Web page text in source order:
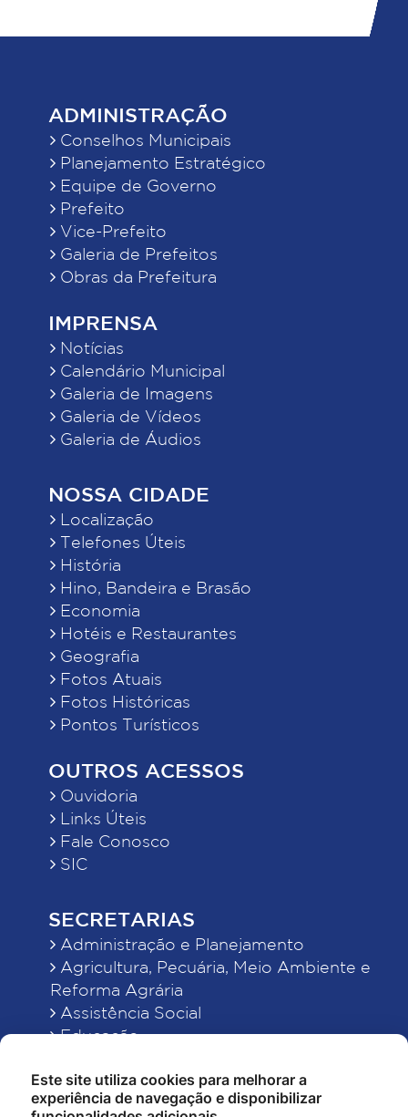
ADMINISTRAÇÃO
Conselhos Municipais
Planejamento Estratégico
Equipe de Governo
Prefeito
Vice-Prefeito
Galeria de Prefeitos
Obras da Prefeitura
IMPRENSA
Notícias
Calendário Municipal
Galeria de Imagens
Galeria de Vídeos
Galeria de Áudios
NOSSA CIDADE
Localização
Telefones Úteis
História
Hino, Bandeira e Brasão
Economia
Hotéis e Restaurantes
Geografia
Fotos Atuais
Fotos Históricas
Pontos Turísticos
OUTROS ACESSOS
Ouvidoria
Links Úteis
Fale Conosco
SIC
SECRETARIAS
Administração e Planejamento
Agricultura, Pecuária, Meio Ambiente e
Reforma Agrária
Assistência Social
Educação
Finanças
Indústria, Comércio, Turismo, Ciência e
Este site utiliza cookies para melhorar a
experiência de navegação e disponibilizar